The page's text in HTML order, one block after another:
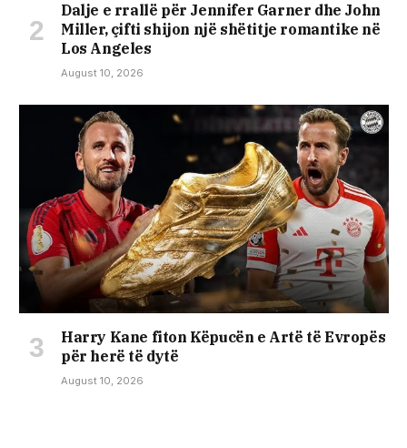
Dalje e rrallë për Jennifer Garner dhe John
Miller, çifti shijon një shëtitje romantike në
Los Angeles
August 10, 2026
Harry Kane fiton Këpucën e Artë të Evropës
për herë të dytë
August 10, 2026